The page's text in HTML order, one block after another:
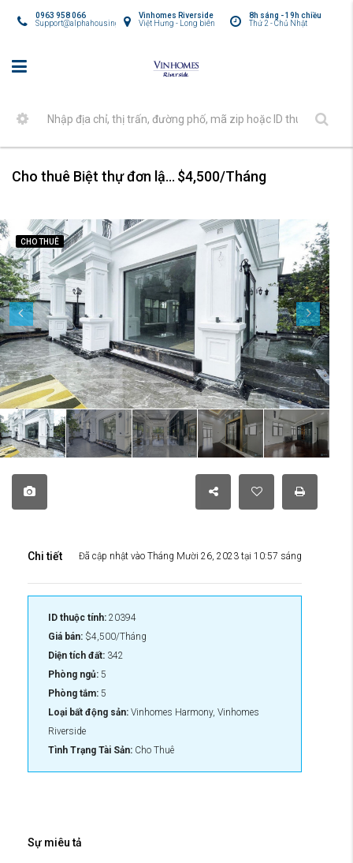
8h sáng - 19h chiều
Thứ 2 - Chủ Nhật
Vinhomes Riverside
Việt Hưng - Long biên
0963 958 066
Support@alphahousing.vn
Cho thuê Biệt thự đơn lập Vinhomes Riverside Nguyệt Quế 5PN, có bể bơi, thang máy. $4,500/Tháng
CHO THUÊ
Chi tiết Đã cập nhật vào Tháng Mười 26, 2023 tại 10:57 sáng
ID thuộc tính: 20394
Giá bán: $4,500/Tháng
Diện tích đất: 342
Phòng ngủ: 5
Phòng tắm: 5
Loại bất động sản: Vinhomes Harmony, Vinhomes
Riverside
Tình Trạng Tài Sản: Cho Thuê
Sự miêu tả